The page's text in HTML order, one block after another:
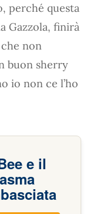
perché questa
Gazzola, finirà
non
buon sherry
io non ce l’ho
e il